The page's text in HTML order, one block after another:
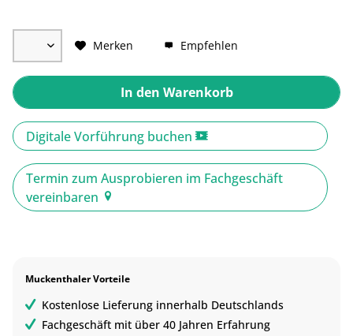
Merken Empfehlen
In den Warenkorb
Digitale Vorführung buchen
Termin zum Ausprobieren im Fachgeschäft
vereinbaren
Muckenthaler Vorteile
Kostenlose Lieferung innerhalb Deutschlands
Fachgeschäft mit über 40 Jahren Erfahrung